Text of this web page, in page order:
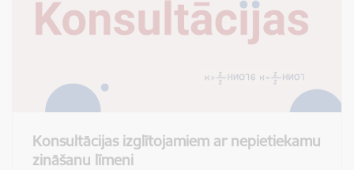
Konsultācijas izglītojamiem ar nepietiekamu
zināšanu līmeni